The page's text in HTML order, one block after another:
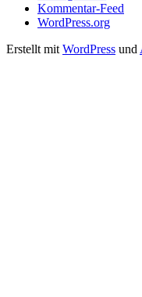
Kommentar-Feed
WordPress.org
Erstellt mit WordPress und